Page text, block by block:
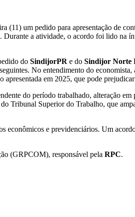
(11) um pedido para apresentação de
a atividade, o acordo foi lido na
do SindijorPR e do Sindijor Norte
No entendimento do economista,
em 2025, que pode
do período trabalhado, alteração
Tribunal Superior do Trabalho, que
e previdenciários. Um
(GRPCOM), responsável pela RPC.